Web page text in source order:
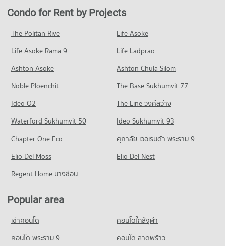
Condo for Sale near Chao Fah Tawan Tok Road Phuket
238 properties for sale
Condo Chao Fah Suanluang Road Phuket
PROJECT_COUNT
Condo for Rent near Chao Fah Suanluang Road Phuket
4 properties for rent
Condo for Sale near Chao Fah Suanluang Road Phuket
8 properties for sale
Condo Vichit Nanum Khow Road Phuket
Condo for Rent near Vichit Nanum Khow Road Phuket
0 properties for rent
Condo for Sale near Vichit Nanum Khow Road Phuket
6 properties for sale
Condo Phattana Thong Thin Road Phuket
Condo for Rent near Phattana Thong Thin Road Phuket
1 properties for rent
Condo for Rent by Projects
The Politan Rive
Life Asoke
Life Asoke Rama 9
Life Ladprao
Ashton Asoke
Ashton Chula Silom
Noble Ploenchit
The Base Sukhumvit 77
Ideo O2
The Line วงศ์สว่าง
Waterford Sukhumvit 50
Ideo Sukhumvit 93
Chapter One Eco
ศุภาลัย เวอเรนด้า พระราม 9
Elio Del Moss
Elio Del Nest
Regent Home บางซ่อน
Popular area
เช่าคอนโด
คอนโดใกล้จุฬา
คอนโด พระราม 9
คอนโด ลาดพร้าว